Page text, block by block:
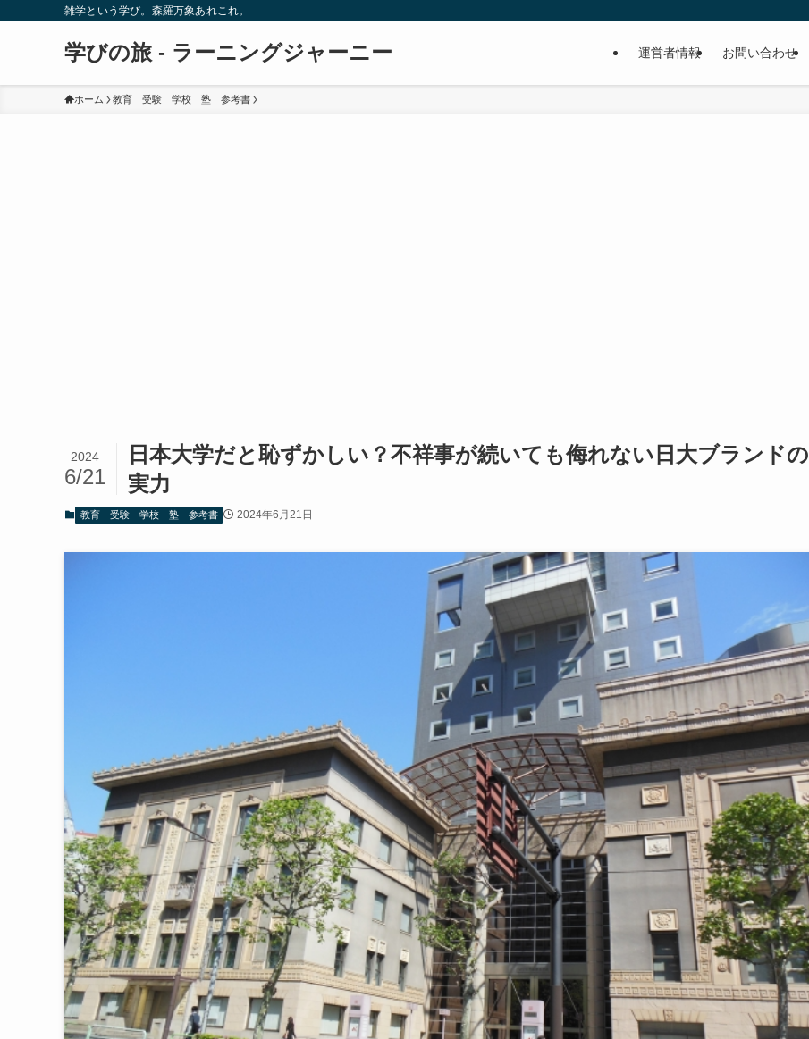
雑学という学び。森羅万象あれこれ。
学びの旅 - ラーニングジャーニー 運営者情報 お問い合わせ
ホーム 教育 受験 学校 塾 参考書
日本大学だと恥ずかしい？不祥事が続いても侮れない日大ブランドの
実力
2024
6/21
教育 受験 学校 塾 参考書 2024年6月21日